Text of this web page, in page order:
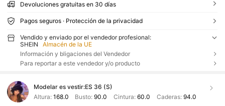
Devoluciones gratuitas en 30 días
Pagos seguros · Protección de la privacidad
Vendido y enviado por el vendedor profesional:
SHEIN
Almacén de la UE
Información y bligaciones del Vendedor
Para reportar a este vendedor y/o producto
Modelar es vestir:ES 36 (S)
Altura: 168.0 Busto:90.0 Cintura: 60.0 Caderas: 94.0